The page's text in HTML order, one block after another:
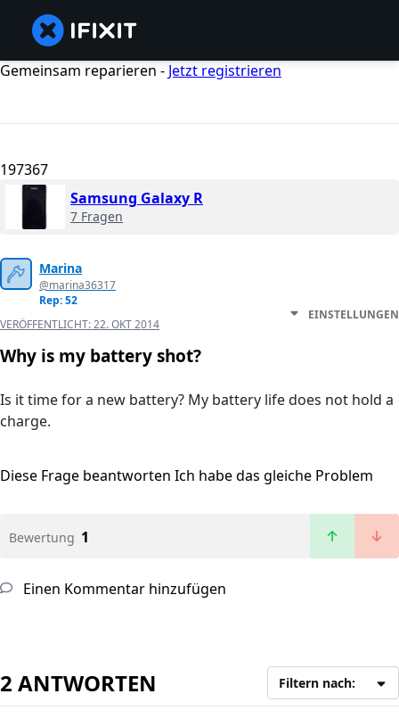
Gemeinsam reparieren - Jetzt registrieren
197367
Samsung Galaxy R
7 Fragen
Marina
@marina36317
Rep: 52
VERÖFFENTLICHT:22. OKT 2014
EINSTELLUNGEN
Why is my battery shot?
Is it time for a new battery? My battery life does not hold a
charge.
Diese Frage beantworten Ich habe das gleiche Problem
Bewertung 1
Einen Kommentar hinzufügen
2 ANTWORTEN Filtern nach: